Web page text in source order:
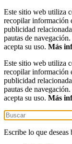
Este sitio web utiliza
recopilar información
publicidad
pautas de
acepta su uso. Más
Este sitio web utiliza
recopilar información
publicidad
pautas de
acepta su uso. Más
Escribe lo que deseas